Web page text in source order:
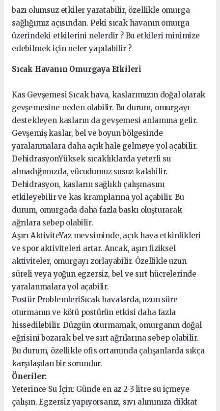
bazı olumsuz etkiler yaratabilir, özellikle omurga
sağlığımız açısından. Peki sıcak havanın omurga
üzerindeki etkilerini nelerdir ? Bu etkileri minimize
edebilmek için neler yapılabilir ?
Sıcak Havanın Omurgaya Etkileri
Kas Gevşemesi Sıcak hava, kaslarımızın doğal olarak
gevşemesine neden olabilir. Bu durum, omurgayı
destekleyen kasların da gevşemesi anlamına gelir.
Gevşemiş kaslar, bel ve boyun bölgesinde
yaralanmalara daha açık hale gelmeye yol açabilir.
DehidrasyonYüksek sıcaklıklarda yeterli su
almadığımızda, vücudumuz susuz kalabilir.
Dehidrasyon, kasların sağlıklı çalışmasını
etkileyebilir ve kas kramplarına yol açabilir. Bu
durum, omurgada daha fazla baskı oluşturarak
ağrılara sebep olabilir.
Aşırı AktiviteYaz mevsiminde, açık hava etkinlikleri
ve spor aktiviteleri artar. Ancak, aşırı fiziksel
aktiviteler, omurgayı zorlayabilir. Özellikle uzun
süreli veya yoğun egzersiz, bel ve sırt hücrelerinde
yaralanmalara yol açabilir.
Postür ProblemleriSıcak havalarda, uzun süre
oturmanın ve kötü postürün etkisi daha fazla
hissedilebilir. Düzgün oturmamak, omurganın doğal
eğrisini bozarak bel ve sırt ağrılarına sebep olabilir.
Bu durum, özellikle ofis ortamında çalışanlarda sıkça
karşılaşılan bir sorundur.
Öneriler:
Yeterince Su İçin: Günde en az 2-3 litre su içmeye
çalışın. Egzersiz yapıyorsanız, sıvı alımınıza dikkat